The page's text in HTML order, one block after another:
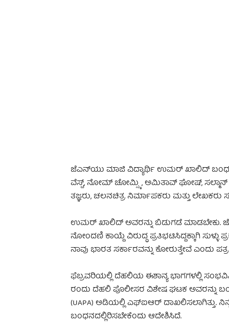
ಜೆಎನ್‌ಯು ಮಾಜಿ ವಿದ್ಯಾರ್ಥಿ ಉಮರ್ ಖಾಲಿದ್ ಬಂಧನ
ವೆಸ್ಟ್, ನೋಮ್ ಚೋಮ್ಸ್ಕಿ, ಅಮಿತಾವ್ ಘೋಷ್, ಸಲ್ಮಾನ್
ತಜ್ಞರು, ಚಲನಚಿತ್ರ ನಿರ್ಮಾಪಕರು ಮತ್ತು ಲೇಖಕರು
ಉಮರ್‌ ಖಾಲಿದ್ ಅವರನ್ನು ಬಿಡುಗಡೆ ಮಾಡಬೇಕು.
ನೋಂದಣಿ ಕಾಯ್ದೆ ವಿರುದ್ಧ ಪ್ರತಿಭಟಿಸಿದ್ದಕ್ಕಾಗಿ
ನಾವು ಭಾರತ ಸರ್ಕಾರವನ್ನು ಕೋರುತ್ತೇವೆ ಎಂದು
ಫೆಬ್ರವರಿಯಲ್ಲಿ ದೆಹಲಿಯ ಈಶಾನ್ಯ ಭಾಗಗಳಲ್ಲಿ
ರಂದು ದೆಹಲಿ ಪೊಲೀಸರ ವಿಶೇಷ ಘಟಕ ಅವರನ್ನು
(UAPA) ಅಡಿಯಲ್ಲಿ ಎಫ್‌ಐಆರ್ ದಾಖಲಿಸಲಾಗಿತ್ತು.
ಬಂಧನದಲ್ಲಿರಿಸಬೇಕೆಂದು ಆದೇಶಿಸಿದೆ.